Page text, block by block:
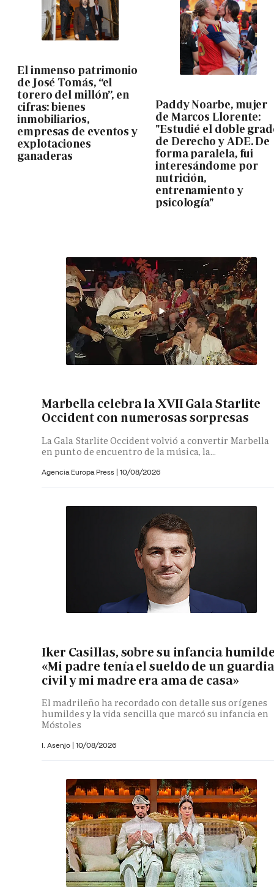
El inmenso patrimonio
de José Tomás, “el
torero del millón”, en
cifras: bienes
inmobiliarios,
empresas de eventos y
explotaciones
ganaderas
Paddy Noarbe, mujer
de Marcos Llorente:
"Estudié el doble
de Derecho y ADE. De
forma paralela, fui
interesándome por
nutrición,
entrenamiento y
psicología"
Marbella celebra la XVII Gala Starlite
Occident con numerosas sorpresas
La Gala Starlite Occident volvió a convertir Marbella
en punto de encuentro de la música, la...
Agencia Europa Press | 10/08/2026
Iker Casillas, sobre su infancia
«Mi padre tenía el sueldo de un
civil y mi madre era ama de casa»
El madrileño ha recordado con detalle sus orígenes
humildes y la vida sencilla que marcó su infancia en
Móstoles
I. Asenjo | 10/08/2026